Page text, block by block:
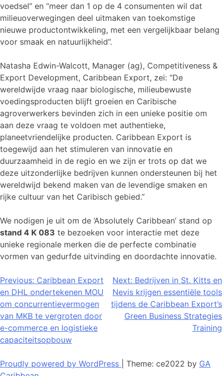
voedsel” en “meer dan 1 op de 4 consumenten wil dat
milieuoverwegingen deel uitmaken van toekomstige
nieuwe productontwikkeling, met een vergelijkbaar belang
voor smaak en natuurlijkheid”.
Natasha Edwin-Walcott, Manager (ag), Competitiveness &
Export Development, Caribbean Export, zei: “De
wereldwijde vraag naar biologische, milieubewuste
voedingsproducten blijft groeien en Caribische
agroverwerkers bevinden zich in een unieke positie om
aan deze vraag te voldoen met authentieke,
planeetvriendelijke producten. Caribbean Export is
toegewijd aan het stimuleren van innovatie en
duurzaamheid in de regio en we zijn er trots op dat we
deze uitzonderlijke bedrijven kunnen ondersteunen bij het
wereldwijd bekend maken van de levendige smaken en
rijke cultuur van het Caribisch gebied.”
We nodigen je uit om de ‘Absolutely Caribbean’ stand op
stand 4 K 083 te bezoeken voor interactie met deze
unieke regionale merken die de perfecte combinatie
vormen van gedurfde uitvinding en doordachte innovatie.
Bericht
navigatie
Previous: Caribbean Export
en DHL ondertekenen MOU
om concurrentievermogen
van MKB te vergroten door
e-commerce en logistieke
capaciteitsopbouw
Next: Bedrijven in St. Kitts en
Nevis krijgen essentiële tools
tijdens de Caribbean Export’s
Green Business Strategies
Training
Proudly powered by WordPress Theme: ce2022 by GA